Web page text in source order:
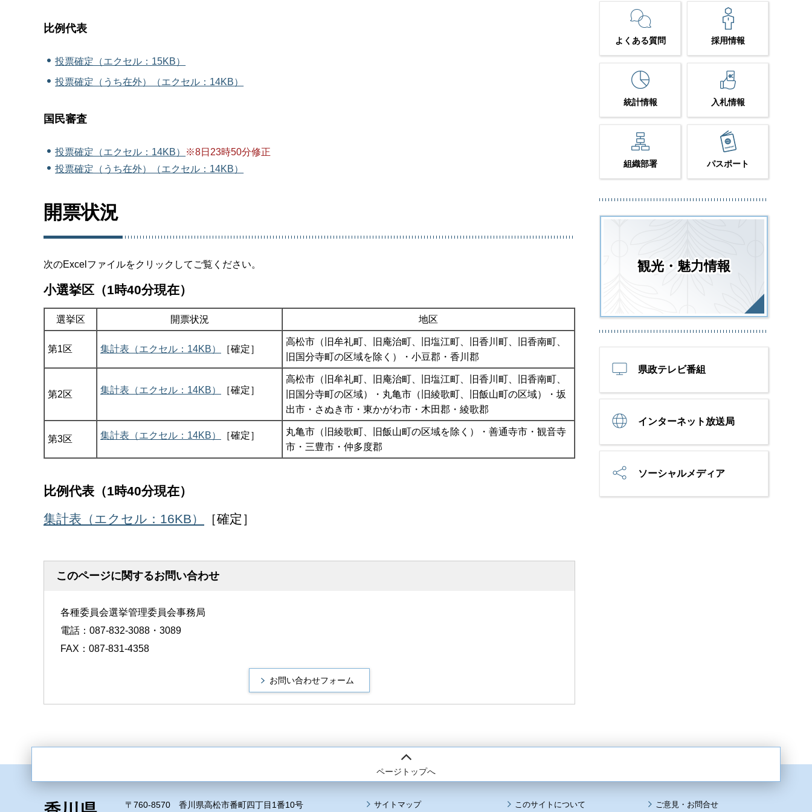
比例代表
投票確定（エクセル：15KB）
投票確定（うち在外）（エクセル：14KB）
国民審査
投票確定（エクセル：14KB）
※8日23時50分修正
投票確定（うち在外）（エクセル：14KB）
開票状況
次のExcelファイルをクリックしてご覧ください。
小選挙区（1時40分現在）
選挙区 開票状況 地区
第1区 集計表（エクセル：14KB） ［確定］
高松市（旧牟礼町、旧庵治町、旧塩江町、旧香川町、旧香南町、
旧国分寺町の区域を除く）・小豆郡・香川郡
第2区 集計表（エクセル：14KB） ［確定］
高松市（旧牟礼町、旧庵治町、旧塩江町、旧香川町、旧香南町、
旧国分寺町の区域）・丸亀市（旧綾歌町、旧飯山町の区域）・坂
出市・さぬき市・東かがわ市・木田郡・綾歌郡
第3区 集計表（エクセル：14KB） ［確定］
丸亀市（旧綾歌町、旧飯山町の区域を除く）・善通寺市・観音寺
市・三豊市・仲多度郡
比例代表（1時40分現在）
集計表（エクセル：16KB）
［確定］
このページに関するお問い合わせ
各種委員会選挙管理委員会事務局
電話：087-832-3088・3089
FAX：087-831-4358
よくある質問 採用情報
統計情報 入札情報
組織部署 パスポート
観光・魅力情報
県政テレビ番組
インターネット放送局
ソーシャルメディア
ページトップへ
〒760-8570 香川県高松市番町四丁目1番10号 サイトマップ このサイトについて